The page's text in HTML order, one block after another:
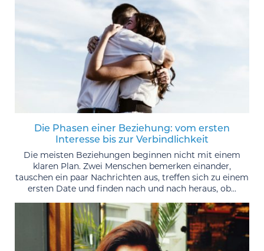
Die Phasen einer Beziehung: vom ersten
Interesse bis zur Verbindlichkeit
Die meisten Beziehungen beginnen nicht mit einem
klaren Plan. Zwei Menschen bemerken einander,
tauschen ein paar Nachrichten aus, treffen sich zu einem
ersten Date und finden nach und nach heraus, ob...